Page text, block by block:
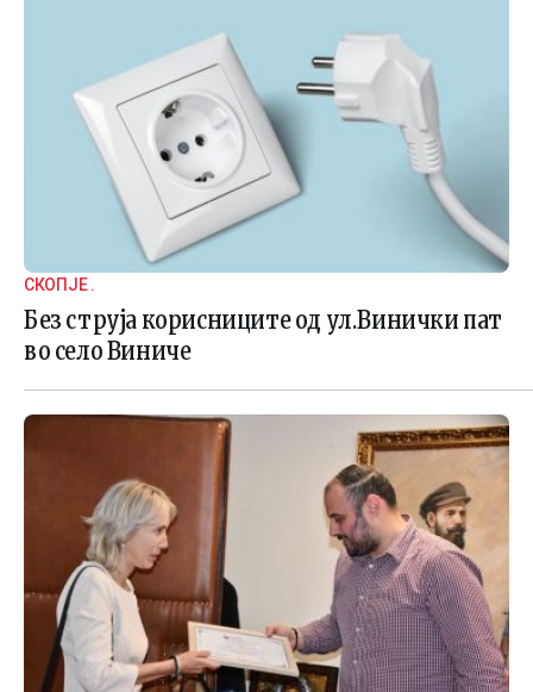
СКОПЈЕ .
Без струја корисниците од ул.Винички пат
во село Виниче